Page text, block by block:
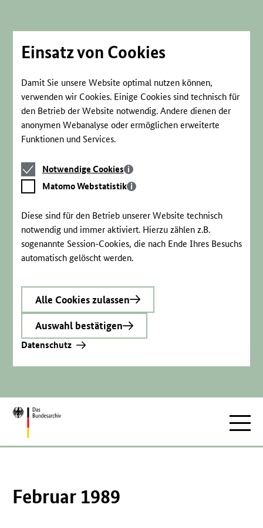
Einsatz von Cookies
Damit Sie unsere Website optimal nutzen können,
verwenden wir Cookies. Einige Cookies sind technisch für
den Betrieb der Website notwendig. Andere dienen der
anonymen Webanalyse oder ermöglichen erweiterte
Funktionen und Services.
Notwendige
Cookies
Notwendige Cookies
Matomo
Webstatistik
Matomo Webstatistik
Diese sind für den Betrieb unserer Website technisch
notwendig und immer aktiviert. Hierzu zählen z.B.
sogenannte Session-Cookies, die nach Ende Ihres Besuchs
automatisch gelöscht werden.
Alle Cookies zulassen
Auswahl bestätigen
Datenschutz
Zur
Februar 1989